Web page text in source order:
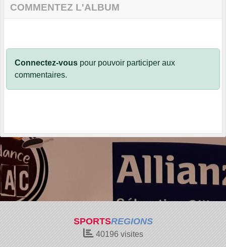
COMMENTEZ L'ALBUM
Connectez-vous pour pouvoir participer aux
commentaires.
SPORTSREGIONS
40196visites